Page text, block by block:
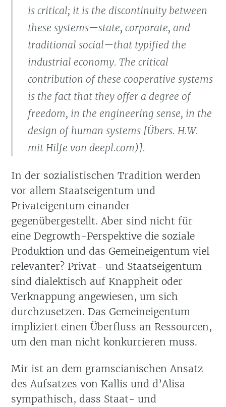
is critical; it is the discontinuity between
these systems—state, corporate, and
traditional social—that typified the
industrial economy. The critical
contribution of these cooperative systems
is the fact that they offer a degree of
freedom, in the engineering sense, in the
design of human systems [Übers. H.W.
mit Hilfe von deepl.com)].
In der sozialistischen Tradition werden
vor allem Staatseigentum und
Privateigentum einander
gegenübergestellt. Aber sind nicht für
eine Degrowth-Perspektive die soziale
Produktion und das Gemeineigentum viel
relevanter? Privat- und Staatseigentum
sind dialektisch auf Knappheit oder
Verknappung angewiesen, um sich
durchzusetzen. Das Gemeineigentum
impliziert einen Überfluss an Ressourcen,
um den man nicht konkurrieren muss.
Mir ist an dem gramscianischen Ansatz
des Aufsatzes von Kallis und d’Alisa
sympathisch, dass Staat- und